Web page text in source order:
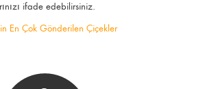
ifade edebilirsiniz.
En Çok Gönderilen Çiçekler